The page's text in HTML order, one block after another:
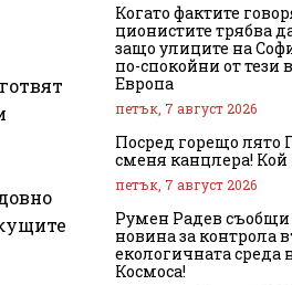
Когато фактите
ционистите трябва
защо улиците на
по-спокойни от тези
Европа
петък, 7 август 2026
Посред горещо лято
сменя канцлера!
петък, 7 август 2026
Румен Радев
новина за контрола
екологичната среда
Космоса!